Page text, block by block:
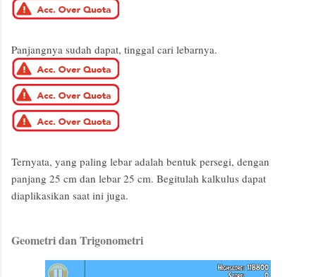
Panjangnya sudah dapat, tinggal cari lebarnya.
Ternyata, yang paling lebar adalah bentuk persegi, dengan
panjang 25 cm dan lebar 25 cm. Begitulah kalkulus dapat
diaplikasikan saat ini juga.
Geometri dan Trigonometri